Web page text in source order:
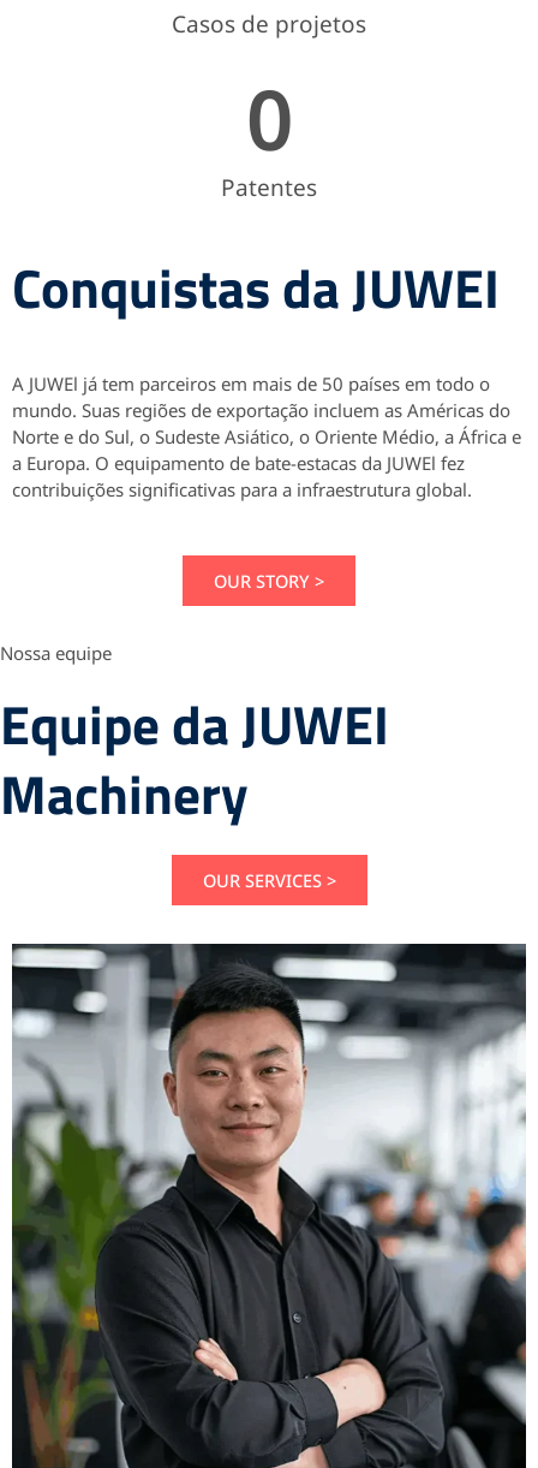
Patentes
0
Casos de projetos
Conquistas da JUWEI
A JUWEl já tem parceiros em mais de 50 países em todo o
mundo. Suas regiões de exportação incluem as Américas do
Norte e do Sul, o Sudeste Asiático, o Oriente Médio, a África e
a Europa. O equipamento de bate-estacas da JUWEl fez
contribuições significativas para a infraestrutura global.
OUR STORY >
Nossa equipe
Equipe da JUWEI
Machinery
OUR SERVICES >